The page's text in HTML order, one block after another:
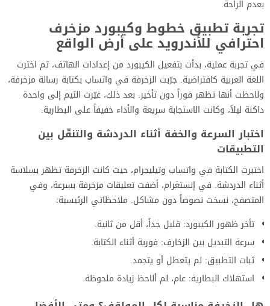
بعدم الراحة.
تجربة تطبيق خطوط وكيبورد مزخرف
احترافي للأندرويد على أرض الواقع
في تجربة عملية، بدأت بتفعيل الكيبورد من إعدادات الهاتف، ثم اخترت
اللغة العربية كافتراضية. جرّبت الزخرفة في واتساب بكتابة رسالة مزخرفة،
ولاحظت أنها تظهر فوراً دون تأخير. بعد ذلك، غيّرت الثيم إلى واحدة
داكنة ليلاً، وكانت الاستجابة سريعة والأداء خفيفاً على البطارية.
اختبار السرعة والخفة أثناء الدردشة والتنقّل بين
التطبيقات
اختبرت الكتابة في واتساب وتيليجرام، حيث كانت الزخرفة تظهر بسلاسة
أثناء الدردشة. في إنستغرام، أضفت تعليقات مزخرفة بسرعة، وفي
المتصفح، نسخت نصوصاً دون مشاكل. ملاحظاتي الرئيسية:
تأخر ظهور الكيبورد: قليل جداً، أقل من ثانية.
سرعة التبديل بين الزخارف: فورية أثناء الكتابة.
ثبات التطبيق: لم يتعطل أو يتجمد.
استهلاك البطارية: عام، لم ألاحظ زيادة ملحوظة.